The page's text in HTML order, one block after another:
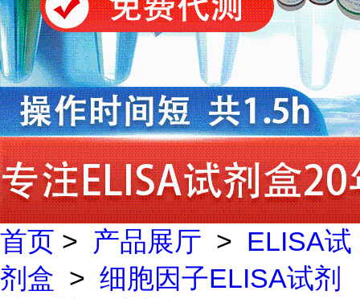
首页 > 产品展厅 > ELISA试
剂盒 > 细胞因子ELISA试剂